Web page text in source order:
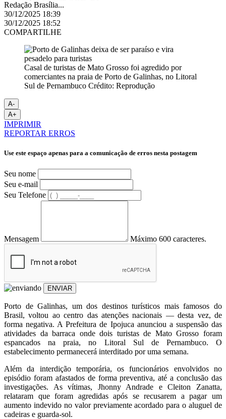
Redação Brasília...
30/12/2025 18:39
30/12/2025 18:52
COMPARTILHE
Casal de turistas de Mato Grosso foi agredido por
comerciantes na praia de Porto de Galinhas, no Litoral
Sul de Pernambuco Crédito: Reprodução
A-
A+
IMPRIMIR
REPORTAR ERROS
Use este espaço apenas para a comunicação de erros nesta postagem
Seu nome
Seu e-mail
Seu Telefone
Mensagem Máximo 600 caracteres.
ENVIAR
Porto de Galinhas, um dos destinos turísticos mais famosos do
Brasil, voltou ao centro das atenções nacionais — desta vez, de
forma negativa. A Prefeitura de Ipojuca anunciou a suspensão das
atividades da barraca onde dois turistas de Mato Grosso foram
espancados na praia, no Litoral Sul de Pernambuco. O
estabelecimento permanecerá interditado por uma semana.
Além da interdição temporária, os funcionários envolvidos no
episódio foram afastados de forma preventiva, até a conclusão das
investigações. As vítimas, Jhonny Andrade e Cleiton Zanatta,
relataram que foram agredidas após se recusarem a pagar um
aumento indevido no valor previamente acordado para o aluguel de
cadeiras e guarda-sol.